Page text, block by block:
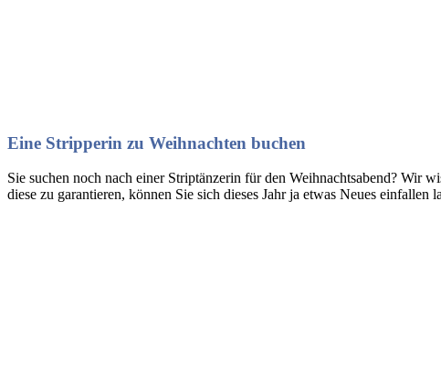
Eine Stripperin zu Weihnachten buchen
Sie suchen noch nach einer Striptänzerin für den Weihnachtsabend? Wir
diese zu garantieren, können Sie sich dieses Jahr ja etwas Neues einfallen